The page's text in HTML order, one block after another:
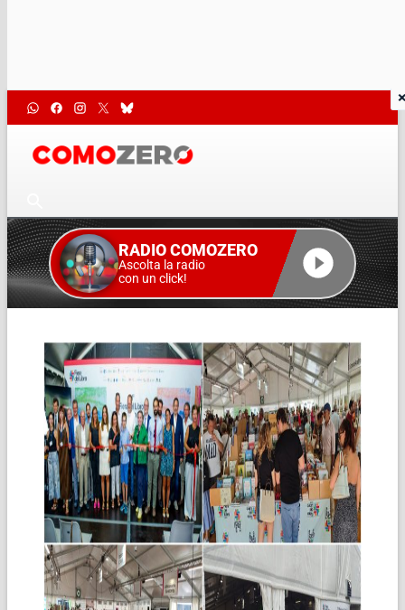
RADIO COMOZERO
Ascolta la radio
con un click!